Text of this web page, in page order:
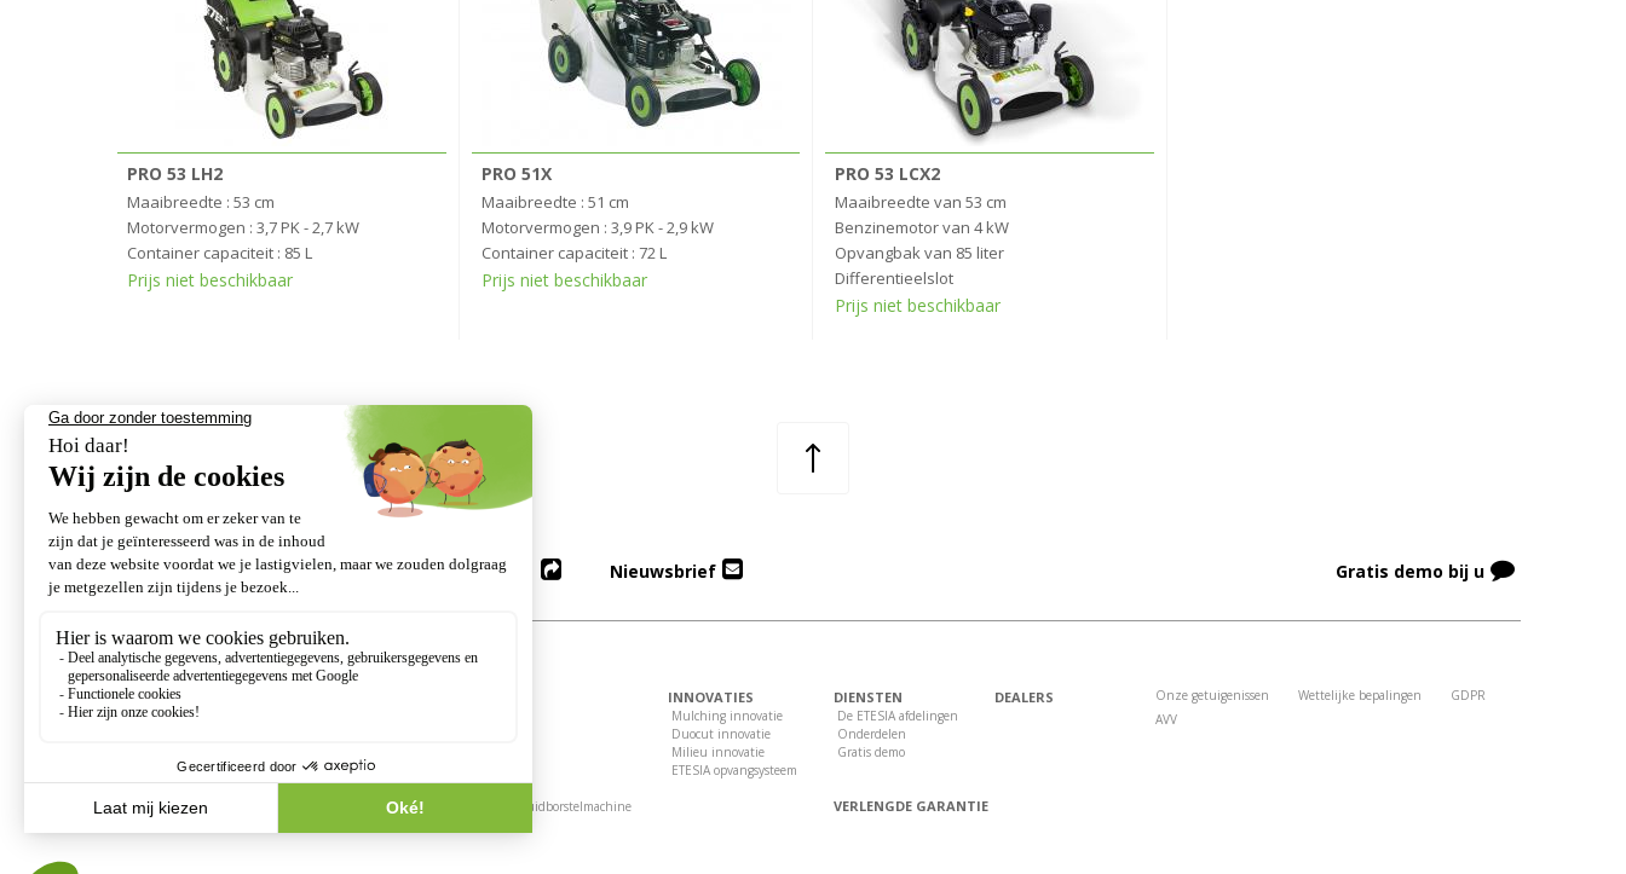
PRO 53 LH2
Maaibreedte : 53 cm
Motorvermogen : 3,7 PK - 2,7 kW
Container capaciteit : 85 L
Prijs niet beschikbaar
PRO 51X
Maaibreedte : 51 cm
Motorvermogen : 3,9 PK - 2,9 kW
Container capaciteit : 72 L
Prijs niet beschikbaar
PRO 53 LCX2
Maaibreedte van 53 cm
Benzinemotor van 4 kW
Opvangbak van 85 liter
Differentieelslot
Prijs niet beschikbaar
Volg ons Deel de ETESIA website Nieuwsbrief Gratis demo bij u
Onze getuigenissen Wettelijke bepalingen
GDPR
AVV
Ruwterreinmaaiers
Transport en onderhoud
Verticuteermachine en Onkruidborstelmachine
INNOVATIES
Mulching innovatie
Duocut innovatie
Milieu innovatie
ETESIA opvangsysteem
DIENSTEN
De ETESIA afdelingen
Onderdelen
Gratis demo
DEALERS
VERLENGDE GARANTIE